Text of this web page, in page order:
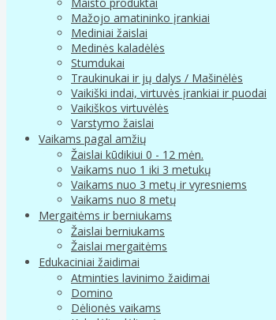
Mažojo amatininko įrankiai
Mediniai žaislai
Medinės kaladėlės
Stumdukai
Traukinukai ir jų dalys / Mašinėlės
Vaikiški indai, virtuvės įrankiai ir puodai
Vaikiškos virtuvėlės
Varstymo žaislai
Vaikams pagal amžių
Žaislai kūdikiui 0 - 12 mėn.
Vaikams nuo 1 iki 3 metukų
Vaikams nuo 3 metų ir vyresniems
Vaikams nuo 8 metų
Mergaitėms ir berniukams
Žaislai berniukams
Žaislai mergaitėms
Edukaciniai žaidimai
Atminties lavinimo žaidimai
Domino
Dėlionės vaikams